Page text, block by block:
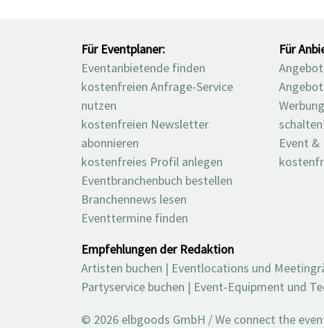
Für Eventplaner:
Eventanbietende finden
kostenfreien Anfrage-Service
nutzen
kostenfreien Newsletter
abonnieren
kostenfreies Profil anlegen
Eventbranchenbuch bestellen
Branchennews lesen
Eventtermine finden
Für
schalten
Event
Empfehlungen der Redaktion
Artisten buchen | Eventlocations und
Partyservice buchen | Event-Equipment und
© 2026 elbgoods GmbH / We connect the